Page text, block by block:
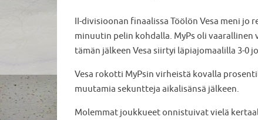
II-divisioonan finaalissa Töölön Vesa meni jo
minuutin pelin kohdalla. MyPs oli
tämän jälkeen Vesa siirtyi läpiajomaalilla 3-0
Vesa rokotti MyPsin virheistä kovalla
muutamia sekuntteja aikalisänsä jälkeen.
Molemmat joukkueet onnistuivat vielä